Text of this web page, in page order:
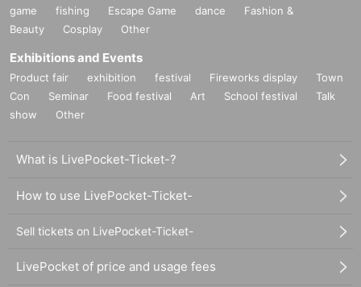
game
fishing Escape Game dance
Fashion &
Beauty
Cosplay Other
Exhibitions and Events
Product fair exhibition festival Fireworks display
Town
Con
Seminar Food festival Art School festival
Talk
show
Other
What is LivePocket-Ticket-?
How to use LivePocket-Ticket-
Sell tickets on LivePocket-Ticket-
LivePocket of price and usage fees